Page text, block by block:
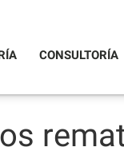
CONSULTORÍA